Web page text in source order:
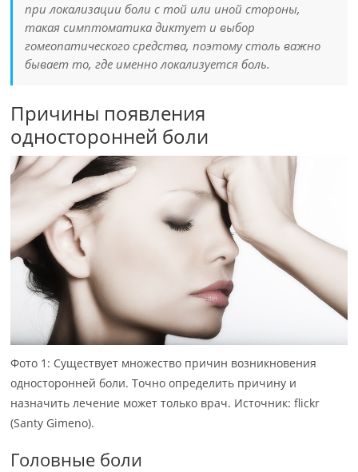
при локализации боли с той или иной стороны,
такая симптоматика диктует и выбор
гомеопатического средства, поэтому столь важно
бывает то, где именно локализуется боль.
Причины появления
односторонней боли
Фото 1: Существует множество причин возникновения
односторонней боли. Точно определить причину и
назначить лечение может только врач. Источник: flickr
(Santy Gimeno).
Головные боли